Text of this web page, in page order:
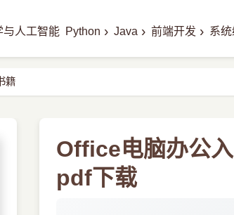
与人工智能 Python › Java › 前端开发 › 系
籍
Office电脑办公
pdf下载